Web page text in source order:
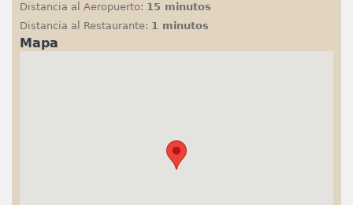
Distancia al Aeropuerto: 15 minutos
Distancia al Restaurante: 1 minutos
Mapa